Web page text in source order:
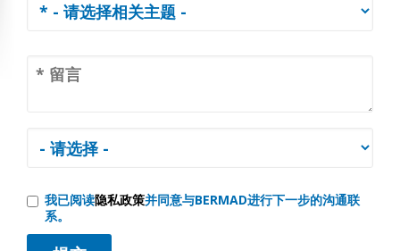
我已阅读隐私政策并同意与BERMAD进行下一步的沟通联
系。